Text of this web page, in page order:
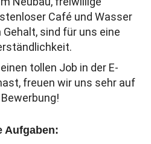
Café und Wasser
sind für uns eine
tollen Job in der E-
freuen wir uns sehr auf
Aufgaben: